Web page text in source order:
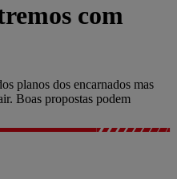
com
planos dos encarnados mas
Boas propostas podem